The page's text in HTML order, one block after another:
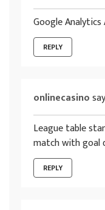
Google
REPLY
onlinecasino
League table
match with goal
REPLY